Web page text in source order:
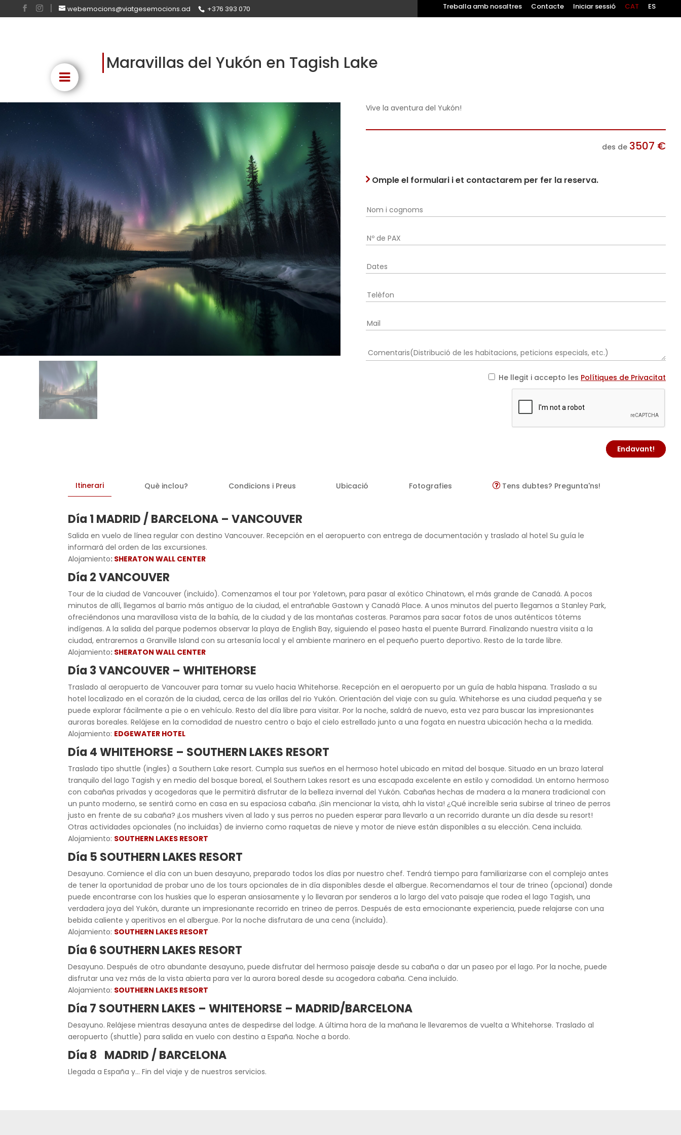
webemocions@viatgesemocions.ad +376 393 070 Treballa amb nosaltres Contacte Iniciar sessió CAT ES
Maravillas del Yukón en Tagish Lake
Vive la aventura del Yukón!
des de 3507 €
Omple el formulari i et contactarem per fer la reserva.
He llegit i accepto les Polítiques de Privacitat
Endavant!
Itinerari Què inclou? Condicions i Preus Ubicació Fotografies Tens dubtes? Pregunta'ns!
Día 1 MADRID / BARCELONA – VANCOUVER
Salida en vuelo de línea regular con destino Vancouver. Recepción en el aeropuerto con entrega de documentación y traslado al hotel Su guía le
informará del orden de las excursiones.
Alojamiento: SHERATON WALL CENTER
Día 2 VANCOUVER
Tour de la ciudad de Vancouver (incluido). Comenzamos el tour por Yaletown, para pasar al exótico Chinatown, el más grande de Canadá. A pocos
minutos de allí, llegamos al barrio más antiguo de la ciudad, el entrañable Gastown y Canadá Place. A unos minutos del puerto llegamos a Stanley Park,
ofreciéndonos una maravillosa vista de la bahía, de la ciudad y de las montañas costeras. Paramos para sacar fotos de unos auténticos tótems
indígenas. A la salida del parque podemos observar la playa de English Bay, siguiendo el paseo hasta el puente Burrard. Finalizando nuestra visita a la
ciudad, entraremos a Granville Island con su artesanía local y el ambiente marinero en el pequeño puerto deportivo. Resto de la tarde libre.
Alojamiento: SHERATON WALL CENTER
Día 3 VANCOUVER – WHITEHORSE
Traslado al aeropuerto de Vancouver para tomar su vuelo hacia Whitehorse. Recepción en el aeropuerto por un guía de habla hispana. Traslado a su
hotel localizado en el corazón de la ciudad, cerca de las orillas del rio Yukón. Orientación del viaje con su guía. Whitehorse es una ciudad pequeña y se
puede explorar fácilmente a pie o en vehículo. Resto del día libre para visitar. Por la noche, saldrá de nuevo, esta vez para buscar las impresionantes
auroras boreales. Relájese en la comodidad de nuestro centro o bajo el cielo estrellado junto a una fogata en nuestra ubicación hecha a la medida.
Alojamiento: EDGEWATER HOTEL
Día 4 WHITEHORSE – SOUTHERN LAKES RESORT
Traslado tipo shuttle (ingles) a Southern Lake resort. Cumpla sus sueños en el hermoso hotel ubicado en mitad del bosque. Situado en un brazo lateral
tranquilo del lago Tagish y en medio del bosque boreal, el Southern Lakes resort es una escapada excelente en estilo y comodidad. Un entorno hermoso
con cabañas privadas y acogedoras que le permitirá disfrutar de la belleza invernal del Yukón. Cabañas hechas de madera a la manera tradicional con
un punto moderno, se sentirá como en casa en su espaciosa cabaña. ¡Sin mencionar la vista, ahh la vista! ¿Qué increíble seria subirse al trineo de perros
justo en frente de su cabaña? ¡Los mushers viven al lado y sus perros no pueden esperar para llevarlo a un recorrido durante un día desde su resort!
Otras actividades opcionales (no incluidas) de invierno como raquetas de nieve y motor de nieve están disponibles a su elección. Cena incluida.
Alojamiento: SOUTHERN LAKES RESORT
Día 5 SOUTHERN LAKES RESORT
Desayuno. Comience el día con un buen desayuno, preparado todos los días por nuestro chef. Tendrá tiempo para familiarizarse con el complejo antes
de tener la oportunidad de probar uno de los tours opcionales de in día disponibles desde el albergue. Recomendamos el tour de trineo (opcional) donde
puede encontrarse con los huskies que lo esperan ansiosamente y lo llevaran por senderos a lo largo del vato paisaje que rodea el lago Tagish, una
verdadera joya del Yukón, durante un impresionante recorrido en trineo de perros. Después de esta emocionante experiencia, puede relajarse con una
bebida caliente y aperitivos en el albergue. Por la noche disfrutara de una cena (incluida).
Alojamiento: SOUTHERN LAKES RESORT
Día 6 SOUTHERN LAKES RESORT
Desayuno. Después de otro abundante desayuno, puede disfrutar del hermoso paisaje desde su cabaña o dar un paseo por el lago. Por la noche, puede
disfrutar una vez más de la vista abierta para ver la aurora boreal desde su acogedora cabaña. Cena incluido.
Alojamiento: SOUTHERN LAKES RESORT
Día 7 SOUTHERN LAKES – WHITEHORSE – MADRID/BARCELONA
Desayuno. Relájese mientras desayuna antes de despedirse del lodge. A última hora de la mañana le llevaremos de vuelta a Whitehorse. Traslado al
aeropuerto (shuttle) para salida en vuelo con destino a España. Noche a bordo.
Día 8 MADRID / BARCELONA
Llegada a España y… Fin del viaje y de nuestros servicios.